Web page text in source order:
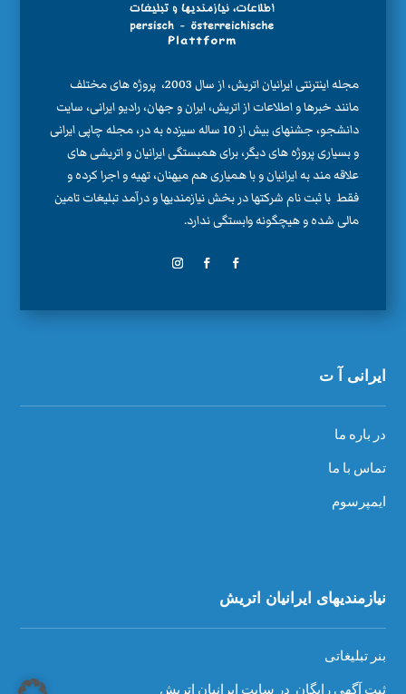
مجله اینترنتی ایرانیان اتریش، از سال 2003، پروژه های مختلف
مانند خبرها و اطلاعات از اتریش، ایران و جهان، رادیو ایرانی، سایت
دانشجو، جشنهای بیش از 10 ساله سیزده به در، مجله چاپی ایرانی
و بسیاری پروژه های دیگر، برای همبستگی ایرانیان و اتریشی های
علاقه مند به ایرانیان و با همیاری هم میهنان، تهیه و اجرا کرده و
فقط با ثبت نام شرکتها در بخش نیازمندیها و درآمد تبلیغات تامین
مالی شده و هیچگونه وابستگی ندارد.
ایرانی آ ت
در باره ما
تماس با ما
ایمپرسوم
نیازمندیهای ایرانیان اتریش
بنر تبلیغاتی
ثبت آگهی رایگان در سایت ایرانیان اتریش